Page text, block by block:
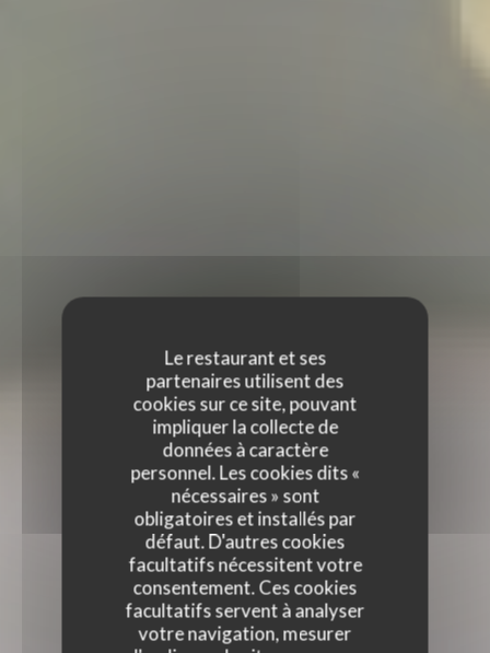
Le restaurant et ses
partenaires utilisent des
cookies sur ce site, pouvant
impliquer la collecte de
données à caractère
personnel. Les cookies dits «
nécessaires » sont
obligatoires et installés par
défaut. D'autres cookies
facultatifs nécessitent votre
consentement. Ces cookies
facultatifs servent à analyser
votre navigation, mesurer